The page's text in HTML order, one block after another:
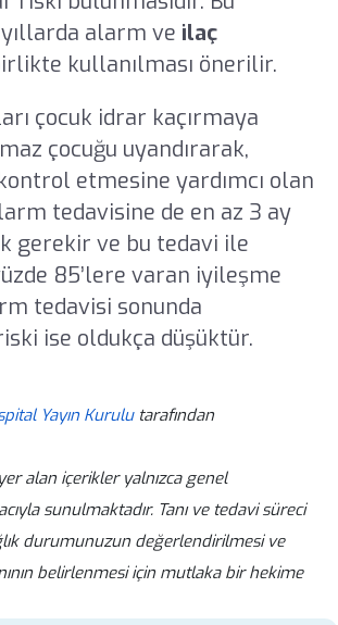
alarm ve ilaç
kullanılması önerilir.
çocuk idrar kaçırmaya
çocuğu uyandırarak,
etmesine yardımcı olan
tedavisine de en az 3 ay
gerekir ve bu tedavi ile
85’lere varan iyileşme
tedavisi sonunda
ise oldukça düşüktür.
Yayın Kurulutarafından
alan içerikler yalnızca genel
sunulmaktadır. Tanı ve tedavi süreci
durumunuzun değerlendirilmesi ve
belirlenmesi için mutlaka bir hekime